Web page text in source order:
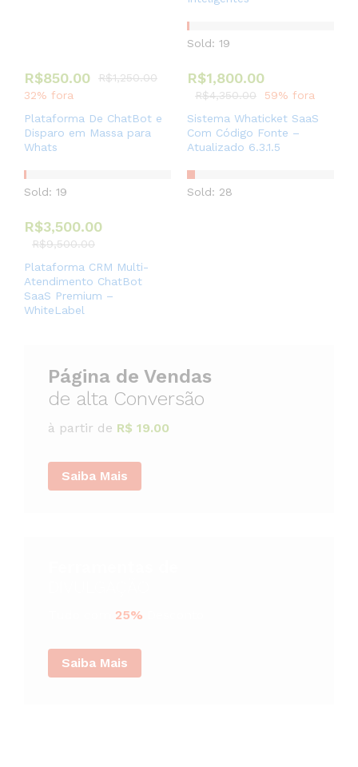
Sold: 19
R$850.00 R$1,250.00
32% fora
Plataforma De ChatBot e
Disparo em Massa para
Whats
Sold: 19
R$1,800.00
R$4,350.00
59% fora
Sistema Whaticket SaaS
Com Código Fonte –
Atualizado 6.3.1.5
Sold: 28
R$3,500.00
R$9,500.00
Plataforma CRM Multi-
Atendimento ChatBot
SaaS Premium –
WhiteLabel
Página de Vendas
de alta Conversão
à partir de R$ 19.00
Saiba Mais
25%
Saiba Mais